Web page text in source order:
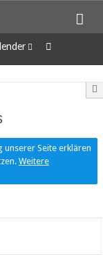
unserer Seite erklären
Weitere